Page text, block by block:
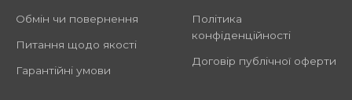
Обмін чи повернення
Питання щодо якості
Гарантійні умови
Політика
конфіденційності
Договір публічної оферти